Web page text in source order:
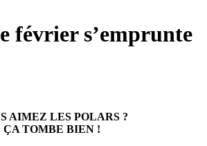
février s’emprunte
AIMEZ LES POLARS ?
ÇA TOMBE BIEN !